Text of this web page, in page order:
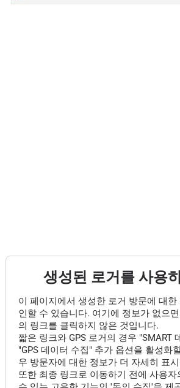
생성된 로거를 사용
이 페이지에서 생성한 로거 방문에 대
인할 수 있습니다. 여기에 정보가 없으
의 링크를 클릭하지 않은 것입니다.
짧은 링크와 GPS 로거의 경우 "SMART
"GPS 데이터 수집" 추가 옵션을 활성화
우 방문자에 대한 정보가 더 자세히 표
또한 최종 링크로 이동하기 전에 사용